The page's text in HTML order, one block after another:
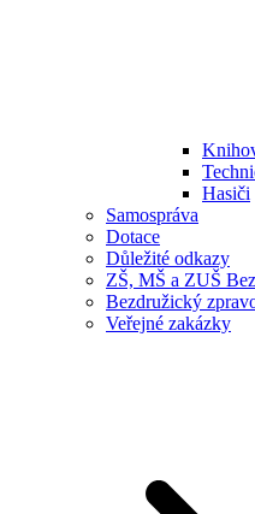
Hasiči
Samospráva
Dotace
Důležité odkazy
ZŠ, MŠ a ZUŠ
Bezdružický
Veřejné zakázky